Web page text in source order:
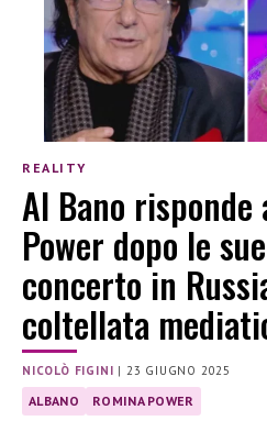
REALITY
Al Bano risponde
Power dopo le
concerto in
coltellata
NICOLÒ FIGINI | 23 GIUGNO 2025
ALBANO ROMINA POWER